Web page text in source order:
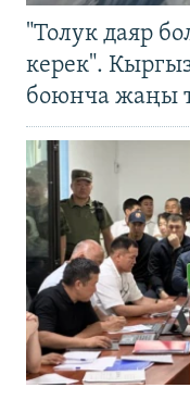
"Толук даяр
керек".
боюнча жаңы